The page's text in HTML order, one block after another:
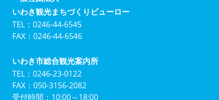
いわき観光まちづくりビューロー
TEL：0246-44-6545
FAX：0246-44-6546
いわき市総合観光案内所
TEL：0246-23-0122
FAX：050-3156-2082
受付時間：10:00～18:00